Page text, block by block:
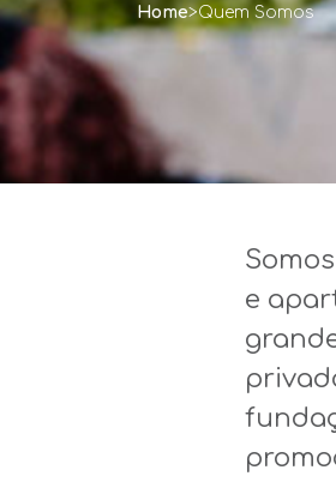
Home>Quem Somos
Somos
e